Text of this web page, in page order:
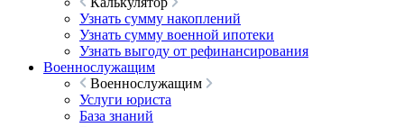
Узнать сумму накоплений
Узнать сумму военной ипотеки
Узнать выгоду от рефинансирования
Военнослужащим
Военнослужащим
Услуги юриста
База знаний